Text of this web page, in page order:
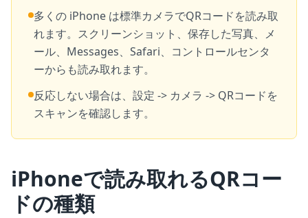
多くの iPhone は標準カメラでQRコードを読み取
れます。スクリーンショット、保存した写真、メ
ール、Messages、Safari、コントロールセンタ
ーからも読み取れます。
反応しない場合は、設定 -> カメラ -> QRコードを
スキャンを確認します。
iPhoneで読み取れるQRコー
ドの種類